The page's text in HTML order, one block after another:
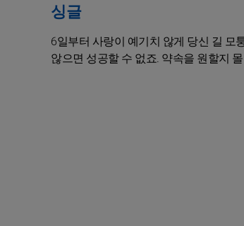
싱글
6일부터 사랑이 예기치 않게 당신 길 모
않으면 성공할 수 없죠. 약속을 원할지